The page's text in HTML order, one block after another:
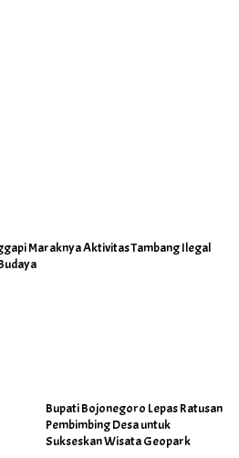
Maraknya Aktivitas Tambang Ilegal
Bupati Bojonegoro Lepas Ratusan
Pembimbing Desa untuk
Sukseskan Wisata Geopark